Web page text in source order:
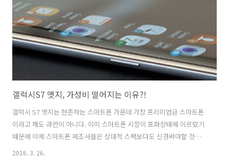
면서까지 계속사용을 원한다는 것은 참으로 아이러니 한일이 아닐 수 없
다. 국내 언론은 마치 이것이..
갤럭시S7 엣지, 가성비 떨어지는 이유?!
갤럭시 S7 엣지는 현존하는 스마트폰 가운데 가장 프리미엄급 스마트폰
이라고 해도 과언이 아니다. 이미 스마트폰 시장이 포화상태에 이르렀기
때문에 이제 스마트폰 제조사들은 상대적 스팩보다도 신경써야할 것이
바로 "가성비"이다. 이와 관련해서 삼성전자의 프리미엄급 대표 스마트
2016. 3. 26.